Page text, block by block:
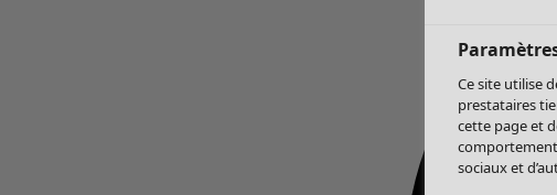
Ce site utilise
prestataires
cette page et
sociaux et